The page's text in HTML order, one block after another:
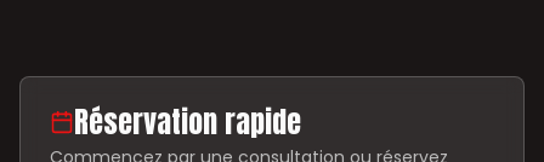
Réservation rapide
Commencez par une consultation ou réservez